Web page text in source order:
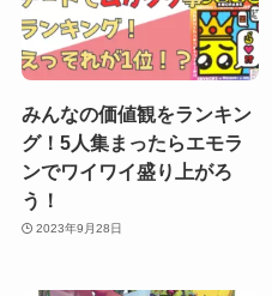
みんなの価値観をランキン
グ！5人集まったらエモラ
ンでワイワイ盛り上がろ
う！
2023年9月28日